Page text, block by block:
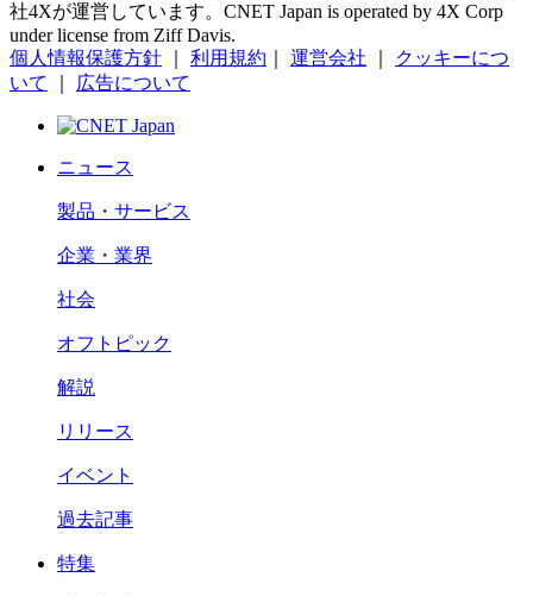
社4Xが運営しています。CNET Japan is operated by 4X Corp
under license from Ziff Davis.
個人情報保護方針
利用規約 運営会社
クッキーにつ
いて
広告について
ニュース
製品・サービス
企業・業界
社会
オフトピック
解説
リリース
イベント
過去記事
特集